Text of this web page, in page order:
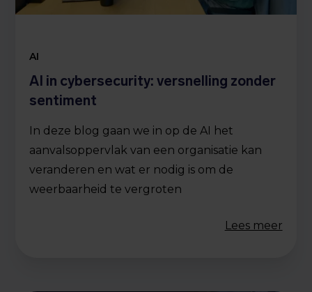
AI
AI in cybersecurity: versnelling zonder
sentiment
In deze blog gaan we in op de AI het
aanvalsoppervlak van een organisatie kan
veranderen en wat er nodig is om de
weerbaarheid te vergroten
Lees meer